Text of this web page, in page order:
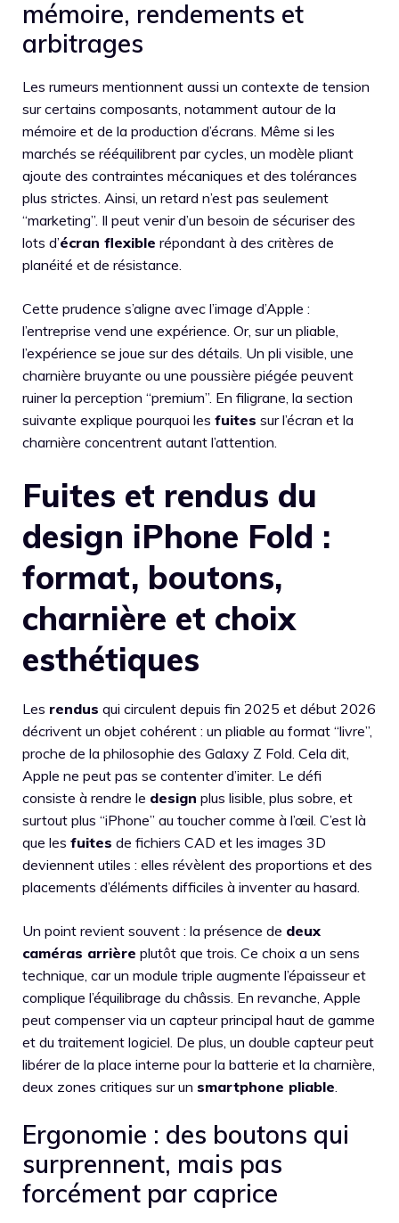
mémoire, rendements et
arbitrages
Les rumeurs mentionnent aussi un contexte de tension
sur certains composants, notamment autour de la
mémoire et de la production d’écrans. Même si les
marchés se rééquilibrent par cycles, un modèle pliant
ajoute des contraintes mécaniques et des tolérances
plus strictes. Ainsi, un retard n’est pas seulement
“marketing”. Il peut venir d’un besoin de sécuriser des
lots d’écran flexible répondant à des critères de
planéité et de résistance.
Cette prudence s’aligne avec l’image d’Apple :
l’entreprise vend une expérience. Or, sur un pliable,
l’expérience se joue sur des détails. Un pli visible, une
charnière bruyante ou une poussière piégée peuvent
ruiner la perception “premium”. En filigrane, la section
suivante explique pourquoi les fuites sur l’écran et la
charnière concentrent autant l’attention.
Fuites et rendus du
design iPhone Fold :
format, boutons,
charnière et choix
esthétiques
Les rendus qui circulent depuis fin 2025 et début 2026
décrivent un objet cohérent : un pliable au format “livre”,
proche de la philosophie des Galaxy Z Fold. Cela dit,
Apple ne peut pas se contenter d’imiter. Le défi
consiste à rendre le design plus lisible, plus sobre, et
surtout plus “iPhone” au toucher comme à l’œil. C’est là
que les fuites de fichiers CAD et les images 3D
deviennent utiles : elles révèlent des proportions et des
placements d’éléments difficiles à inventer au hasard.
Un point revient souvent : la présence de deux
caméras arrière plutôt que trois. Ce choix a un sens
technique, car un module triple augmente l’épaisseur et
complique l’équilibrage du châssis. En revanche, Apple
peut compenser via un capteur principal haut de gamme
et du traitement logiciel. De plus, un double capteur peut
libérer de la place interne pour la batterie et la charnière,
deux zones critiques sur un smartphone pliable.
Ergonomie : des boutons qui
surprennent, mais pas
forcément par caprice